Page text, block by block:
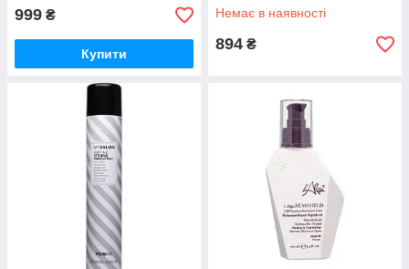
999 ₴
Купити
Немає в наявності
894 ₴